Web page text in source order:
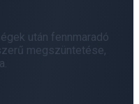
után fennmaradó
megszüntetése,